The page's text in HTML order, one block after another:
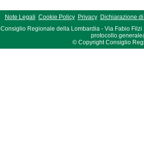
Note Legali Cookie Policy Privacy
Dichiarazione
Consiglio Regionale della Lombardia - Via Fabio Filzi
© Copyright Consiglio